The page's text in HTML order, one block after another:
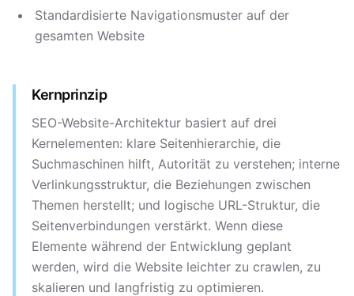
Standardisierte Navigationsmuster auf der
gesamten Website
Kernprinzip
SEO-Website-Architektur basiert auf drei
Kernelementen: klare Seitenhierarchie, die
Suchmaschinen hilft, Autorität zu verstehen; interne
Verlinkungsstruktur, die Beziehungen zwischen
Themen herstellt; und logische URL-Struktur, die
Seitenverbindungen verstärkt. Wenn diese
Elemente während der Entwicklung geplant
werden, wird die Website leichter zu crawlen, zu
skalieren und langfristig zu optimieren.